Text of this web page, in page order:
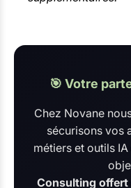
🎯 Votre
Chez Novane
sécurisons vos
métiers et outils
Consulting offert